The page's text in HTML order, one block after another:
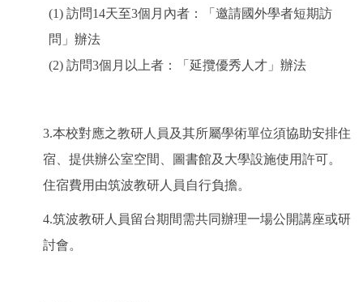
(1) 訪問14天至3個月內者：「邀請國外學者短期訪
問」辦法
(2) 訪問3個月以上者：「延攬優秀人才」辦法
3.本校對應之教研人員及其所屬學術單位須協助安排住
宿、提供辦公室空間、圖書館及大學設施使用許可。
住宿費用由筑波教研人員自行負擔。
4.筑波教研人員留台期間需共同辦理一場公開講座或研
討會。